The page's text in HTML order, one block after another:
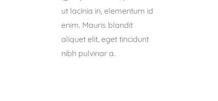
ut lacinia in, elementum id
enim. Mauris blandit
aliquet elit, eget tincidunt
nibh pulvinar a.